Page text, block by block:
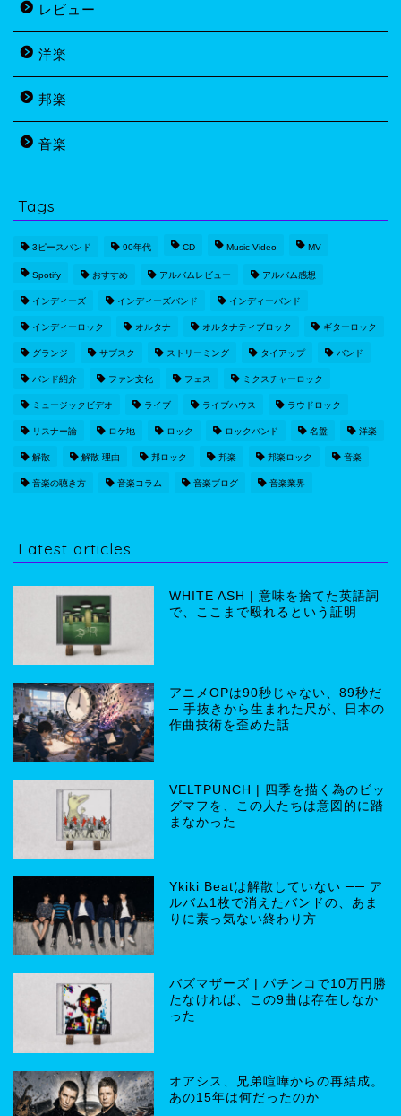
レビュー
洋楽
邦楽
音楽
Tags
3ピースバンド 90年代 CD Music Video MV
Spotify おすすめ アルバムレビュー アルバム感想
インディーズ インディーズバンド インディーバンド
インディーロック オルタナ オルタナティブロック ギターロック
グランジ サブスク ストリーミング タイアップ バンド
バンド紹介 ファン文化 フェス ミクスチャーロック
ミュージックビデオ ライブ ライブハウス ラウドロック
リスナー論 ロケ地 ロック ロックバンド 名盤 洋楽
解散 解散 理由 邦ロック 邦楽 邦楽ロック 音楽
音楽の聴き方 音楽コラム 音楽ブログ 音楽業界
Latest articles
WHITE ASH | 意味を捨てた英語詞
で、ここまで殴れるという証明
アニメOPは90秒じゃない、89秒だ
─ 手抜きから生まれた尺が、日本の
作曲技術を歪めた話
VELTPUNCH | 四季を描く為のビッ
グマフを、この人たちは意図的に踏
まなかった
Ykiki Beatは解散していない ── ア
ルバム1枚で消えたバンドの、あま
りに素っ気ない終わり方
バズマザーズ | パチンコで10万円勝
たなければ、この9曲は存在しなか
った
オアシス、兄弟喧嘩からの再結成。
あの15年は何だったのか